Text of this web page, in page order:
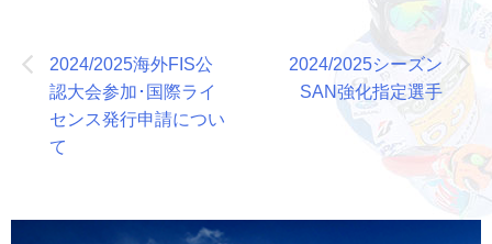
稿
ー
2024/2025海外FIS公
認大会参加･国際ライ
センス発行申請につい
て
2024/2025シーズン
SAN強化指定選手